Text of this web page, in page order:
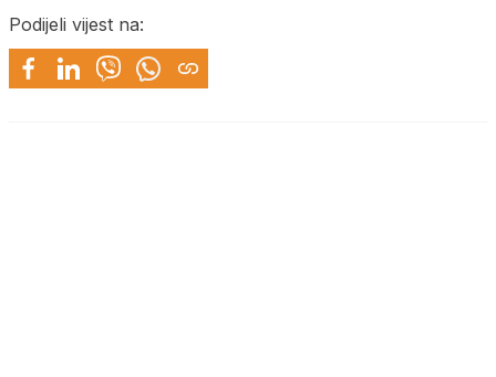
Podijeli vijest na: